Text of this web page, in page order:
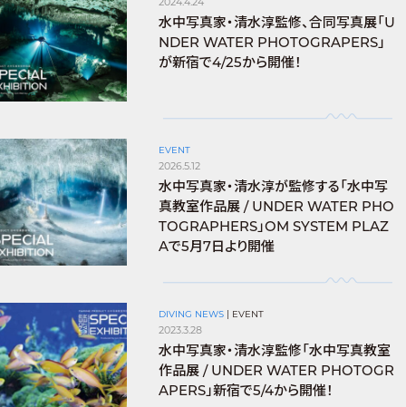
水中写真家・清水淳監修、合同写真展「U
NDER WATER PHOTOGRAPERS」
が新宿で4/25から開催！
EVENT
2026.5.12
水中写真家・清水淳が監修する「水中写
真教室作品展 / UNDER WATER PHO
TOGRAPHERS」OM SYSTEM PLAZ
Aで5月7日より開催
DIVING NEWS | EVENT
2023.3.28
水中写真家・清水淳監修「水中写真教室
作品展 / UNDER WATER PHOTOGR
APERS」新宿で5/4から開催！